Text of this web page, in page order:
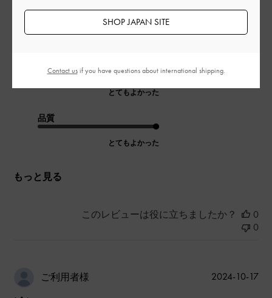
お札は半分に折れば入れられるのでキャッシュレスの時代にぴ
デザイン
とてもよかった
品質
とてもよかった
もっと見る
このレビューは役に立ちましたか？
0
0
ご利用者様
公
2024-10-17
SHOP JAPAN SITE
Contact usif you have questions about international shipping.